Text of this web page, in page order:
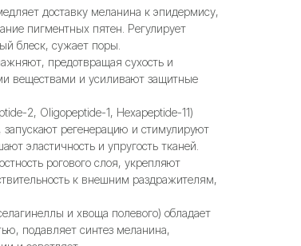
доставку меланина к эпидермису,
пигментных пятен. Регулирует
блеск, сужает поры.
предотвращая сухость и
веществами и усиливают защитные
2, Oligopeptide-1, Hexapeptide-11)
регенерацию и стимулируют
эластичность и упругость тканей.
рогового слоя, укрепляют
к внешним раздражителям,
и хвоща полевого) обладает
подавляет синтез меланина,